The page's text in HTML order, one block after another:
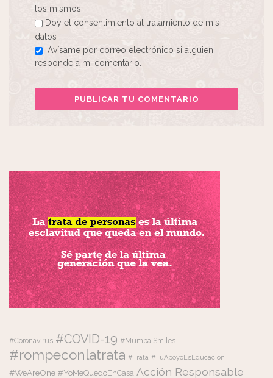
los mismos.
Doy el consentimiento al tratamiento de mis
datos
Avísame por correo electrónico si alguien
responde a mi comentario.
#Coronavirus #COVID-19 #MumbaiSmiles
#rompeconlatrata #Trata #TuApoyoEsEducación
#WeAreOne #YoMeQuedoEnCasa Acción Responsable